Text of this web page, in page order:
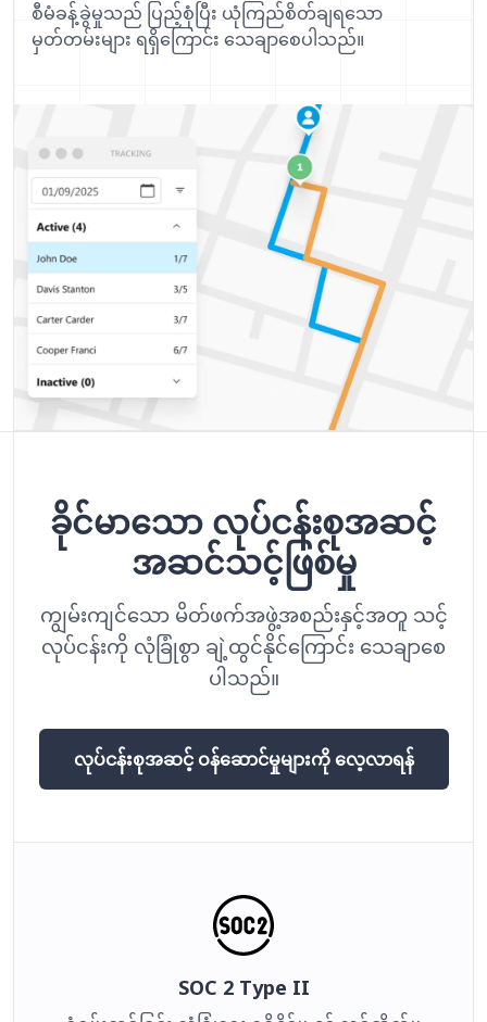
စီမံခန့်ခွဲမှုသည် ပြည့်စုံပြီး ယုံကြည်စိတ်ချရသော
မှတ်တမ်းများ ရရှိကြောင်း သေချာစေပါသည်။
ခိုင်မာသော လုပ်ငန်းစုအဆင့်
အဆင်သင့်ဖြစ်မှု
ကျွမ်းကျင်သော မိတ်ဖက်အဖွဲ့အစည်းနှင့်အတူ သင့်
လုပ်ငန်းကို လုံခြုံစွာ ချဲ့ထွင်နိုင်ကြောင်း သေချာစေ
ပါသည်။
လုပ်ငန်းစုအဆင့် ဝန်ဆောင်မှုများကို လေ့လာရန်
SOC 2 Type II